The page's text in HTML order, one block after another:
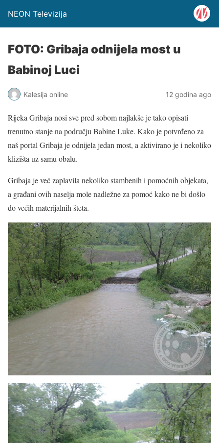
NEON Televizija
FOTO: Gribaja odnijela most u
Babinoj Luci
Kalesija online 12 godina ago
Rijeka Gribaja nosi sve pred sobom najlakše je tako opisati
trenutno stanje na području Babine Luke. Kako je potvrđeno za
naš portal Gribaja je odnijela jedan most, a aktivirano je i nekoliko
klizišta uz samu obalu.
Gribaja je već zaplavila nekoliko stambenih i pomoćnih objekata,
a građani ovih naselja mole nadležne za pomoć kako ne bi došlo
do većih materijalnih šteta.